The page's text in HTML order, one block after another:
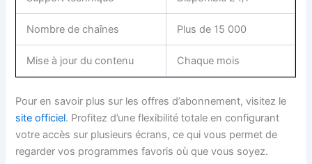
Nombre de chaînes Plus de 15 000
Mise à jour du contenu Chaque mois
Pour en savoir plus sur les offres d’abonnement, visitez le
site officiel. Profitez d’une flexibilité totale en configurant
votre accès sur plusieurs écrans, ce qui vous permet de
regarder vos programmes favoris où que vous soyez.